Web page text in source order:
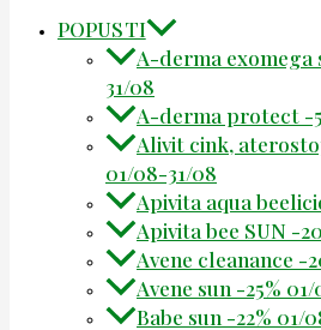
POPUSTI
A-derma exomega
31/08
A-derma protect -
Alivit cink,
01/08-31/08
Apivita aqua
Apivita bee SUN -
Avene cleanance -
Avene sun -25%
Babe sun -22% 01/